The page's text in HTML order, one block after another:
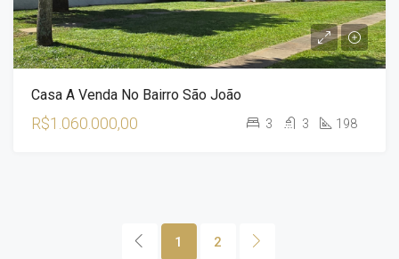
Casa A Venda No Bairro São João
R$1.060.000,00 3 3 198
1 2